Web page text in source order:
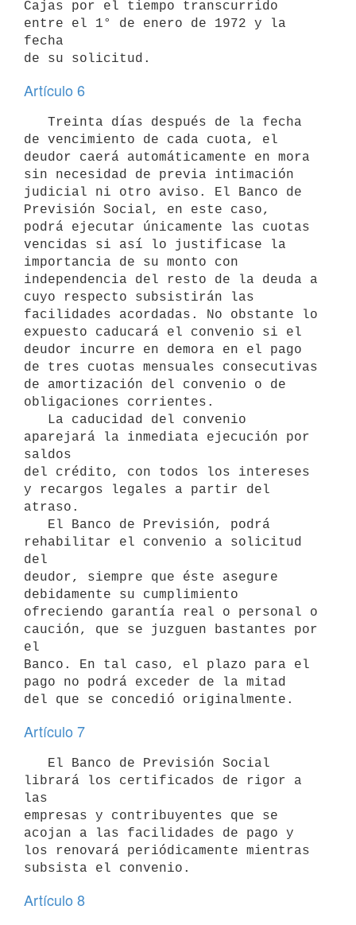
Cajas por el tiempo transcurrido
entre el 1° de enero de 1972 y la
fecha
Artículo 6
de vencimiento de cada cuota, el
deudor caerá automáticamente en mora
sin necesidad de previa intimación
judicial ni otro aviso. El Banco de
Previsión Social, en este caso,
podrá ejecutar únicamente las cuotas
vencidas si así lo justificase la
importancia de su monto con
independencia del resto de la deuda a
cuyo respecto subsistirán las
facilidades acordadas. No obstante lo
expuesto caducará el convenio si el
deudor incurre en demora en el pago
de tres cuotas mensuales consecutivas
de amortización del convenio o de
obligaciones corrientes.
aparejará la inmediata ejecución por
saldos
del crédito, con todos los intereses
y recargos legales a partir del
atraso.
rehabilitar el convenio a solicitud
del
deudor, siempre que éste asegure
debidamente su cumplimiento
ofreciendo garantía real o personal o
caución, que se juzguen bastantes por
el
Banco. En tal caso, el plazo para el
pago no podrá exceder de la mitad
Artículo 7
librará los certificados de rigor a
las
empresas y contribuyentes que se
acojan a las facilidades de pago y
los renovará periódicamente mientras
Artículo 8